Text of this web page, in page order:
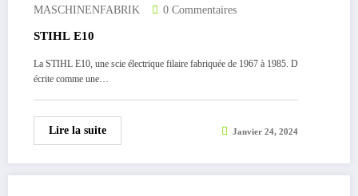
MASCHINENFABRIK
0 Commentaires
STIHL E10
La STIHL E10, une scie électrique filaire fabriquée de 1967 à 1985. D
écrite comme une…
Lire la suite Janvier 24, 2024